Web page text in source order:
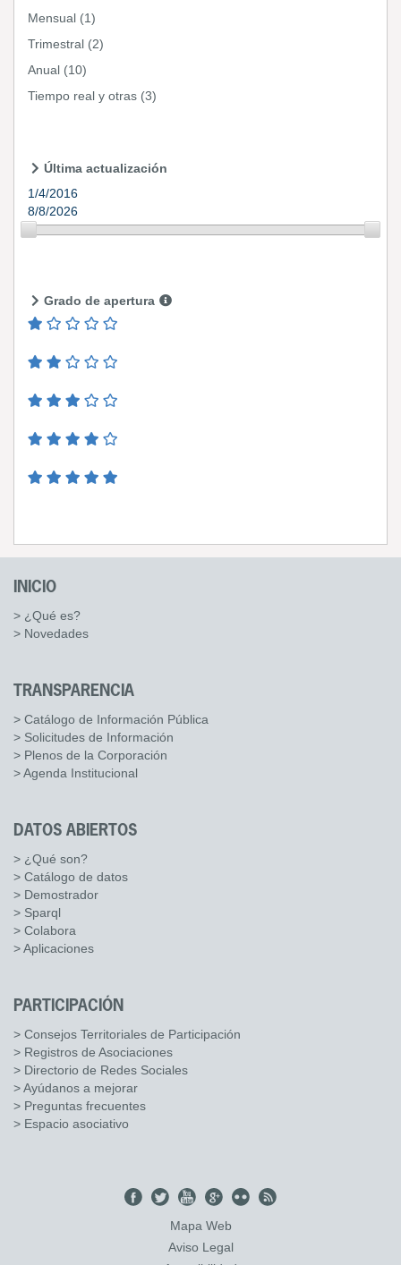
Mensual (1)
Trimestral (2)
Anual (10)
Tiempo real y otras (3)
Última actualización
1/4/2016
8/8/2026
Grado de apertura
INICIO
> ¿Qué es?
> Novedades
TRANSPARENCIA
> Catálogo de Información Pública
> Solicitudes de Información
> Plenos de la Corporación
> Agenda Institucional
DATOS ABIERTOS
> ¿Qué son?
> Catálogo de datos
> Demostrador
> Sparql
> Colabora
> Aplicaciones
PARTICIPACIÓN
> Consejos Territoriales de Participación
> Registros de Asociaciones
> Directorio de Redes Sociales
> Ayúdanos a mejorar
> Preguntas frecuentes
> Espacio asociativo
Mapa Web
Aviso Legal